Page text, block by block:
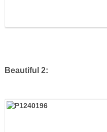
Beautiful 2: